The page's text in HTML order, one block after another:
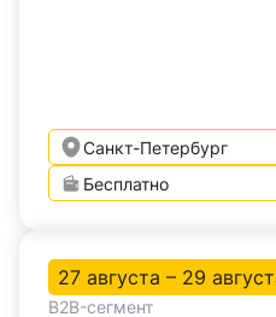
Санкт-Петербург
Бесплатно
27 августа – 29
B2B-сегмент